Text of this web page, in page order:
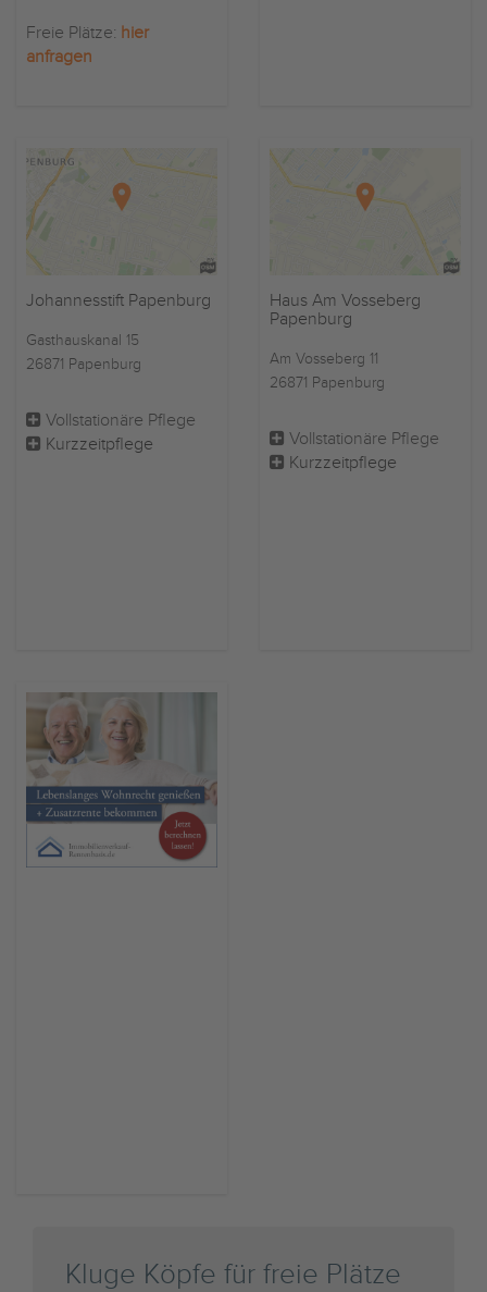
Freie Plätze: hier
anfragen
Johannesstift Papenburg
Gasthauskanal 15
26871 Papenburg
Vollstationäre Pflege
Kurzzeitpflege
Haus Am Vosseberg
Papenburg
Am Vosseberg 11
26871 Papenburg
Vollstationäre Pflege
Kurzzeitpflege
Kluge Köpfe für freie Plätze